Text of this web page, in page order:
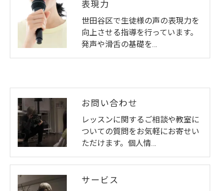
表現力
世田谷区で生徒様の声の表現力を
向上させる指導を行っています。
発声や滑舌の基礎を…
お問い合わせ
レッスンに関するご相談や教室に
ついての質問をお気軽にお寄せい
ただけます。個人情…
サービス